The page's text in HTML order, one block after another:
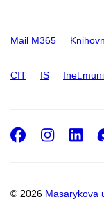
Mail M365
CIT IS
© 2026 Masarykova